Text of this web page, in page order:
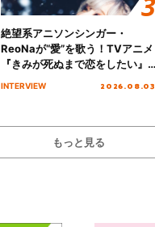
絶望系アニソンシンガー・
ReoNaが“愛”を歌う！TVアニメ
『きみが死ぬまで恋をしたい』
INTERVIEW 2026.08.03
もっと見る